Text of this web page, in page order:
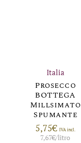
Italia
Prosecco
BOTTEGA
Millsimato
Spumante
5,75€ IVA incl.
7,67€/litro